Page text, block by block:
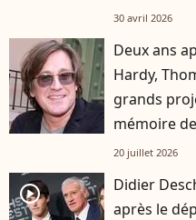
30 avril 2026
Deux ans
Hardy,
grands
mémoire
20 juillet 2026
player2
Didier
après le